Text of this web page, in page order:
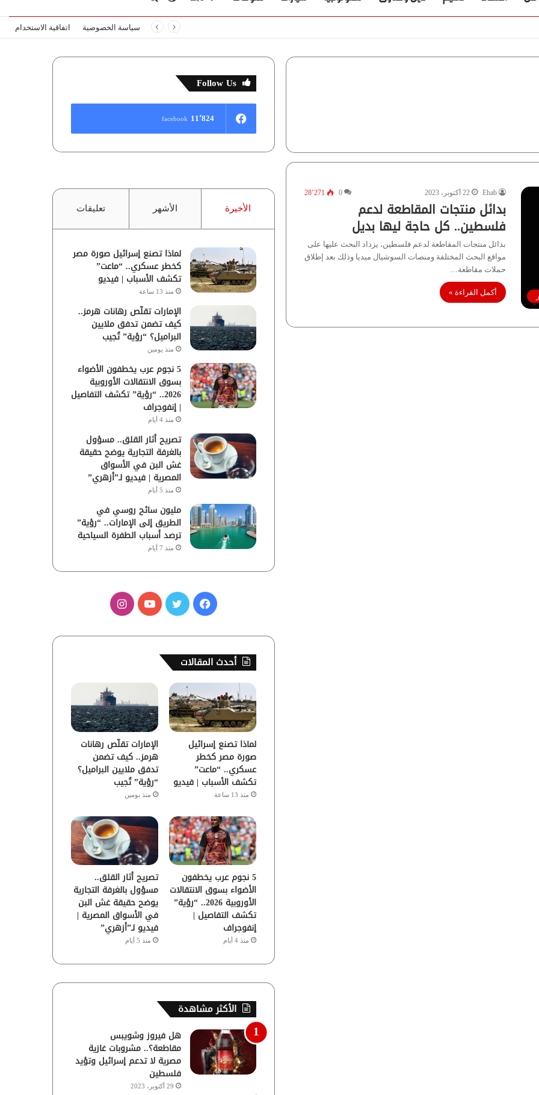
عنالمظلم
سياسة الخصوصية اتفاقية الاستخدام
Ehab 22 أكتوبر، 2023 0 28٬271
بدائل منتجات المقاطعة لدعم
فلسطين.. كل حاجة ليها بديل
بدائل منتجات المقاطعة لدعم فلسطين، يزداد البحث عليها على
مواقع البحث المختلفة ومنصات السوشيال ميديا وذلك بعد إطلاق
حملات مقاطعة…
أكمل القراءة »
Follow Us
11٬824 facebook
الأخيرة الأشهر تعليقات
لماذا تصنع إسرائيل صورة مصر
كخطر عسكري.. “ماعت”
تكشف الأسباب | فيديو
منذ 13 ساعة
الإمارات تقلّص رهانات هرمز..
كيف تضمن تدفق ملايين
البراميل؟ “رؤية” تُجيب
منذ يومين
5 نجوم عرب يخطفون الأضواء
بسوق الانتقالات الأوروبية
2026.. “رؤية” تكشف التفاصيل
| إنفوجراف
منذ 4 أيام
تصريح أثار القلق.. مسؤول
بالغرفة التجارية يوضح حقيقة
غش البن في الأسواق
المصرية | فيديو لـ”أزهري”
منذ 5 أيام
مليون سائح روسي في
الطريق إلى الإمارات.. “رؤية”
ترصد أسباب الطفرة السياحية
منذ 7 أيام
ف
س
و
ك
ي
ر
ب
ا
ق
ر
ا
م
أحدث المقالات
لماذا تصنع إسرائيل
صورة مصر كخطر
عسكري.. “ماعت”
تكشف الأسباب | فيديو
منذ 13 ساعة
الإمارات تقلّص رهانات
هرمز.. كيف تضمن
تدفق ملايين البراميل؟
“رؤية” تُجيب
منذ يومين
5 نجوم عرب يخطفون
الأضواء بسوق الانتقالات
الأوروبية 2026.. “رؤية”
تكشف التفاصيل |
إنفوجراف
منذ 4 أيام
تصريح أثار القلق..
مسؤول بالغرفة التجارية
يوضح حقيقة غش البن
في الأسواق المصرية |
فيديو لـ”أزهري”
منذ 5 أيام
الأكثر مشاهدة
هل فيروز وشويبس
مقاطعة؟.. مشروبات غازية
مصرية لا تدعم إسرائيل وتؤيد
فلسطين
29 أكتوبر، 2023